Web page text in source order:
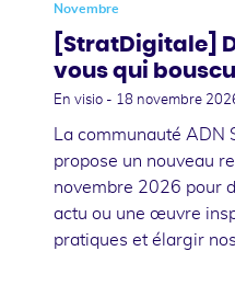
Novembre
[StratDigitale]
vous qui
En visio - 18 novembre
La communauté
propose un nouveau
novembre 2026 pour
actu ou une œuvre
pratiques et élargir